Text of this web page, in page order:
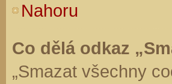
Nahoru
Co dělá odkaz
„Smazat všechny